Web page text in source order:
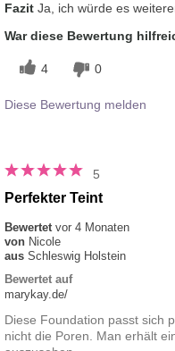
Fazit Ja, ich würde es
War diese Bewertung
4 0
Diese Bewertung melden
5
Perfekter Teint
Bewertet vor 4 Monaten
von Nicole
aus Schleswig Holstein
Bewertet auf
marykay.de/
Diese Foundation passt sich
nicht die Poren. Man erhält